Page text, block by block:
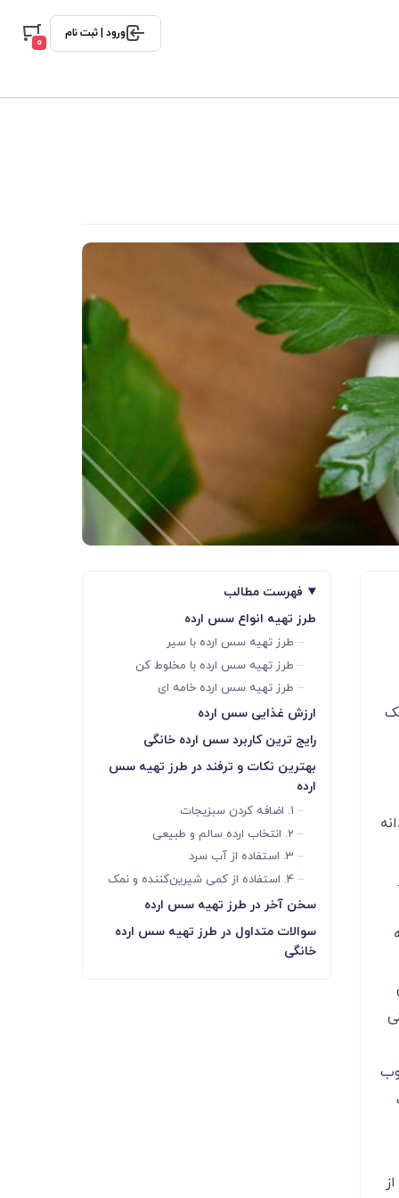
ورود | ثبت نام
0
فهرست مطالب
طرز تهیه انواع سس ارده
طرز تهیه سس ارده با سیر
طرز تهیه سس ارده با مخلوط کن
طرز تهیه سس ارده خامه ای
ارزش غذایی سس ارده
رایج ترین کاربرد سس ارده خانگی
بهترین نکات و ترفند در طرز تهیه سس
ارده
1. اضافه کردن سبزیجات
2. انتخاب ارده سالم و طبیعی
3. استفاده از آب سرد
4. استفاده از کمی شیرین‌کننده و نمک
سخن آخر در طرز تهیه سس ارده
سوالات متداول در طرز تهیه سس ارده
خانگی